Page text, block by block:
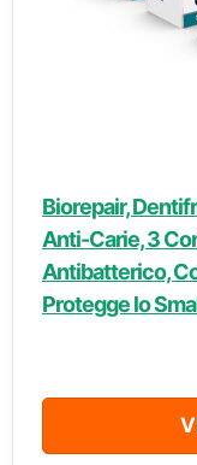
Biorepair,
Anti-Carie, 3
Antibatterico,
Protegge lo